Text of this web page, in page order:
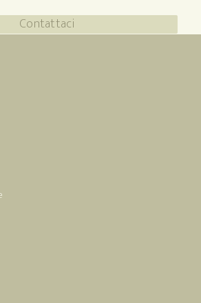
Contattaci